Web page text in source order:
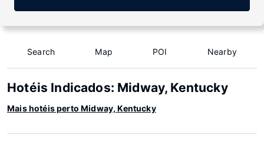
Search Map POI Nearby
Hotéis Indicados: Midway, Kentucky
Mais hotéis perto Midway, Kentucky